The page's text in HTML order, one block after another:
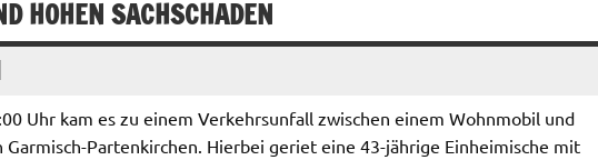
HOHEN SACHSCHADEN
Uhr kam es zu einem Verkehrsunfall zwischen einem Wohnmobil und
Partenkirchen. Hierbei geriet eine 43-jährige Einheimische mit